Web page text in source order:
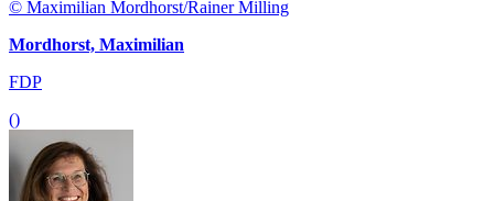
© Maximilian Mordhorst/Rainer Milling
Mordhorst, Maximilian
FDP
()